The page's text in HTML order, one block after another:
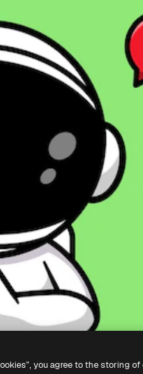
you agree to the storing